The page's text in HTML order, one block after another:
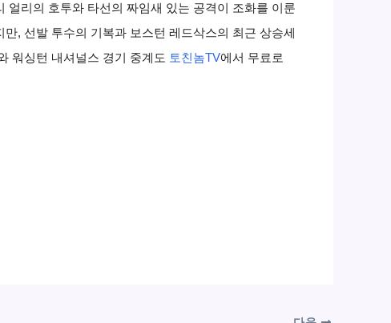
리의 호투와 타선의 짜임새 있는 공격이 조화를 이룬
, 선발 투수의 기복과 보스턴 레드삭스의 최근 상승세
워싱턴 내셔널스 경기 중계도 토친놈TV에서 무료로